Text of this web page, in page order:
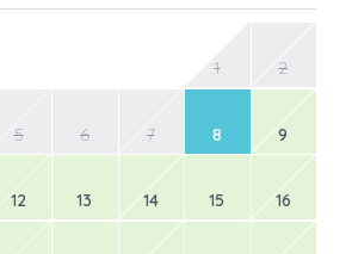
1 2
5 6 7 8 9
12 13 14 15 16